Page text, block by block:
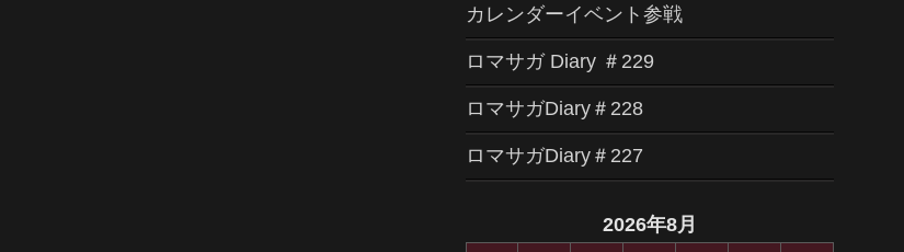
カレンダーイベント参戦
ロマサガ Diary ＃229
ロマサガDiary＃228
ロマサガDiary＃227
2026年8月